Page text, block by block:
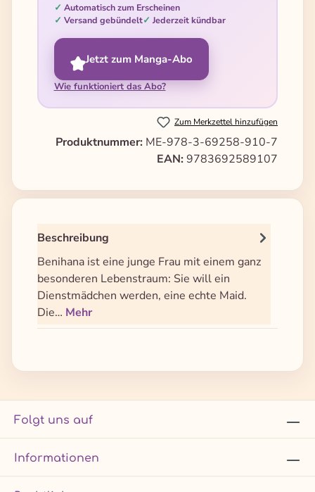
Automatisch zum Erscheinen
Versand gebündelt
Jederzeit kündbar
Jetzt zum Manga-Abo
Wie funktioniert das Abo?
Zum Merkzettel hinzufügen
Produktnummer: ME-978-3-69258-910-7
EAN: 9783692589107
Beschreibung
Benihana ist eine junge Frau mit einem ganz
besonderen Lebenstraum: Sie will ein
Dienstmädchen werden, eine echte Maid.
Die… Mehr
Folgt uns auf
Informationen